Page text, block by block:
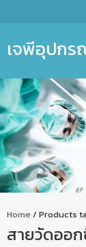
เจพีอุปก
Home / Products
สายวัดออก